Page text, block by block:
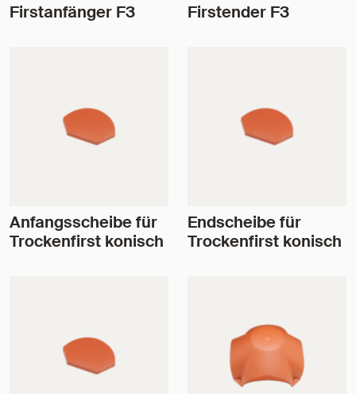
Firstanfänger F3 Firstender F3
Anfangsscheibe für
Trockenfirst konisch
Endscheibe für
Trockenfirst konisch